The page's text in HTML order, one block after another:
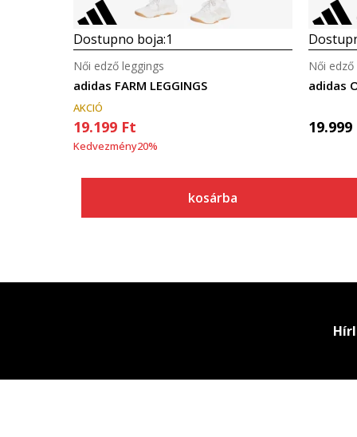
Dostupno boja:1
adidas FARM LEGGINGS
Női edző leggings
AKCIÓ
19.199 Ft
Kedvezmény20%
kosárba
adidas
Női
19.999